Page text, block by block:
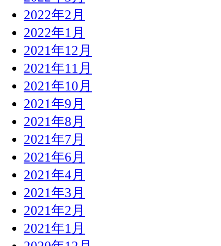
2022年2月
2022年1月
2021年12月
2021年11月
2021年10月
2021年9月
2021年8月
2021年7月
2021年6月
2021年4月
2021年3月
2021年2月
2021年1月